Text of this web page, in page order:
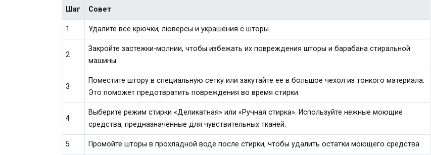
Шаг Совет
1 Удалите все крючки, люверсы и украшения с шторы.
2
Закройте застежки-молнии, чтобы избежать их повреждения шторы и барабана стиральной
машины.
3
Поместите штору в специальную сетку или закутайте ее в большое чехол из тонкого материала.
Это поможет предотвратить повреждения во время стирки.
4
Выберите режим стирки «Деликатная» или «Ручная стирка». Используйте нежные моющие
средства, предназначенные для чувствительных тканей.
5 Промойте шторы в прохладной воде после стирки, чтобы удалить остатки моющего средства.